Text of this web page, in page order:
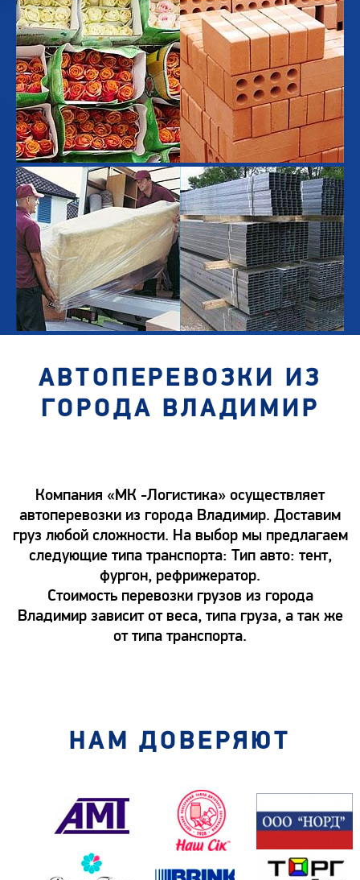
АВТОПЕРЕВОЗКИ ИЗ
ГОРОДА ВЛАДИМИР
Компания «МК -Логистика» осуществляет
автоперевозки из города Владимир. Доставим
груз любой сложности. На выбор мы предлагаем
следующие типа транспорта: Тип авто: тент,
фургон, рефрижератор.
Стоимость перевозки грузов из города
Владимир зависит от веса, типа груза, а так же
от типа транспорта.
НАМ ДОВЕРЯЮТ